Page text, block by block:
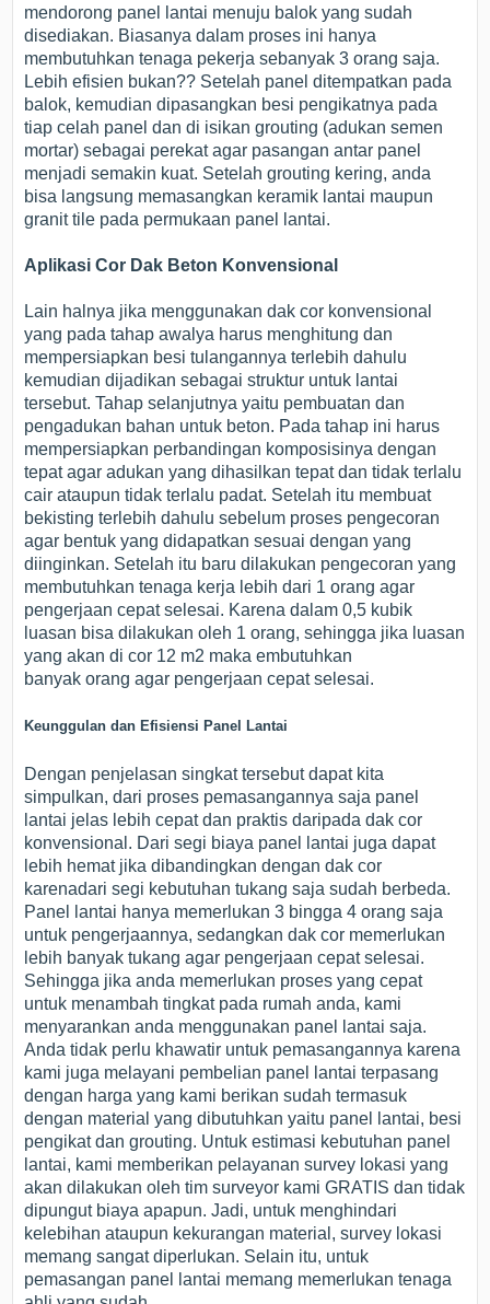
mendorong panel lantai menuju balok yang sudah
disediakan. Biasanya dalam proses ini hanya
membutuhkan tenaga pekerja sebanyak 3 orang saja.
Lebih efisien bukan?? Setelah panel ditempatkan pada
balok, kemudian dipasangkan besi pengikatnya pada
tiap celah panel dan di isikan grouting (adukan semen
mortar) sebagai perekat agar pasangan antar panel
menjadi semakin kuat. Setelah grouting kering, anda
bisa langsung memasangkan keramik lantai maupun
granit tile pada permukaan panel lantai.
Aplikasi Cor Dak Beton Konvensional
Lain halnya jika menggunakan dak cor konvensional
yang pada tahap awalya harus menghitung dan
mempersiapkan besi tulangannya terlebih dahulu
kemudian dijadikan sebagai struktur untuk lantai
tersebut. Tahap selanjutnya yaitu pembuatan dan
pengadukan bahan untuk beton. Pada tahap ini harus
mempersiapkan perbandingan komposisinya dengan
tepat agar adukan yang dihasilkan tepat dan tidak terlalu
cair ataupun tidak terlalu padat. Setelah itu membuat
bekisting terlebih dahulu sebelum proses pengecoran
agar bentuk yang didapatkan sesuai dengan yang
diinginkan. Setelah itu baru dilakukan pengecoran yang
membutuhkan tenaga kerja lebih dari 1 orang agar
pengerjaan cepat selesai. Karena dalam 0,5 kubik
luasan bisa dilakukan oleh 1 orang, sehingga jika luasan
yang akan di cor 12 m2 maka embutuhkan
banyak orang agar pengerjaan cepat selesai.
Keunggulan dan Efisiensi Panel Lantai
Dengan penjelasan singkat tersebut dapat kita
simpulkan, dari proses pemasangannya saja panel
lantai jelas lebih cepat dan praktis daripada dak cor
konvensional. Dari segi biaya panel lantai juga dapat
lebih hemat jika dibandingkan dengan dak cor
karenadari segi kebutuhan tukang saja sudah berbeda.
Panel lantai hanya memerlukan 3 bingga 4 orang saja
untuk pengerjaannya, sedangkan dak cor memerlukan
lebih banyak tukang agar pengerjaan cepat selesai.
Sehingga jika anda memerlukan proses yang cepat
untuk menambah tingkat pada rumah anda, kami
menyarankan anda menggunakan panel lantai saja.
Anda tidak perlu khawatir untuk pemasangannya karena
kami juga melayani pembelian panel lantai terpasang
dengan harga yang kami berikan sudah termasuk
dengan material yang dibutuhkan yaitu panel lantai, besi
pengikat dan grouting. Untuk estimasi kebutuhan panel
lantai, kami memberikan pelayanan survey lokasi yang
akan dilakukan oleh tim surveyor kami GRATIS dan tidak
dipungut biaya apapun. Jadi, untuk menghindari
kelebihan ataupun kekurangan material, survey lokasi
memang sangat diperlukan. Selain itu, untuk
pemasangan panel lantai memang memerlukan tenaga